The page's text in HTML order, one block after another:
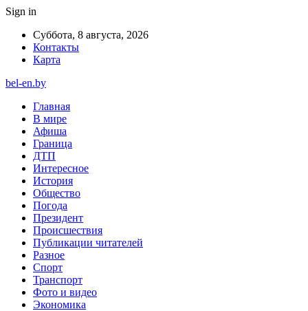
Sign in
Суббота, 8 августа, 2026
Контакты
Карта
bel-en.by
Главная
В мире
Афиша
Граница
ДТП
Интересное
История
Общество
Погода
Президент
Происшествия
Публикации читателей
Разное
Спорт
Транспорт
Фото и видео
Экономика